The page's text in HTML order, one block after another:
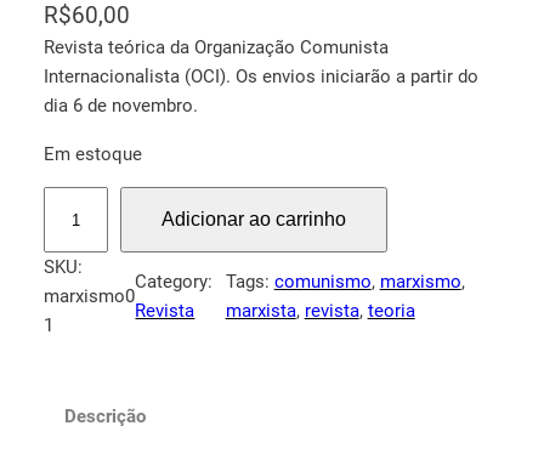
R$60,00
Revista teórica da Organização Comunista
Internacionalista (OCI). Os envios iniciarão a partir do
dia 6 de novembro.
Em estoque
r
x
i
Adicionar ao carrinho
SKU:
marxismo0
1
Category:
Revista
Tags: comunismo, marxismo ,
marxista, revista, teoria
Descrição